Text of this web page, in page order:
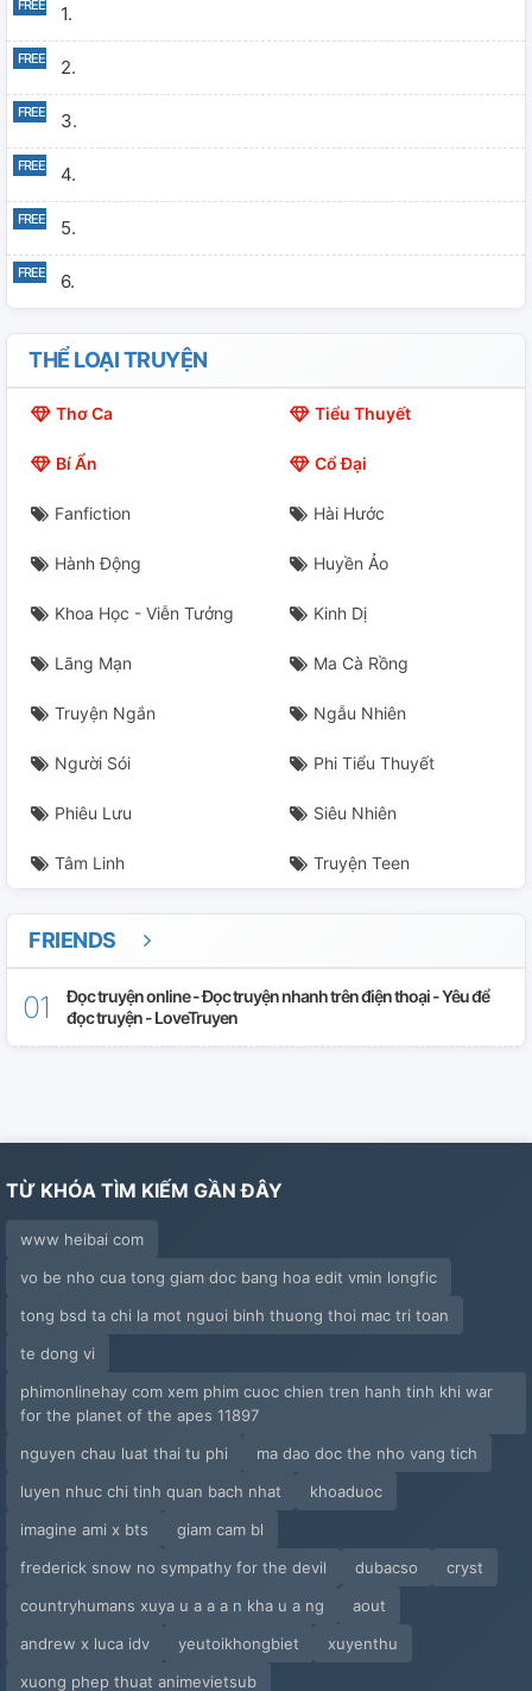
1.
2.
3.
4.
5.
6.
THỂ LOẠI TRUYỆN
Thơ Ca Tiểu Thuyết
Bí Ẩn Cổ Đại
Fanfiction Hài Hước
Hành Động Huyền Ảo
Khoa Học - Viễn Tưởng Kinh Dị
Lãng Mạn Ma Cà Rồng
Truyện Ngắn Ngẫu Nhiên
Người Sói Phi Tiểu Thuyết
Phiêu Lưu Siêu Nhiên
Tâm Linh Truyện Teen
FRIENDS
Đọc truyện online - Đọc truyện nhanh trên điện thoại - Yêu để
đọc truyện - LoveTruyen
TỪ KHÓA TÌM KIẾM GẦN ĐÂY
www heibai com
vo be nho cua tong giam doc bang hoa edit vmin longfic
tong bsd ta chi la mot nguoi binh thuong thoi mac tri toan
te dong vi
phimonlinehay com xem phim cuoc chien tren hanh tinh khi war
for the planet of the apes 11897
nguyen chau luat thai tu phi
ma dao doc the nho vang tich
luyen nhuc chi tinh quan bach nhat
khoaduoc
imagine ami x bts
giam cam bl
frederick snow no sympathy for the devil
dubacso
cryst
countryhumans xuya u a a a n kha u a ng
aout
andrew x luca idv
yeutoikhongbiet
xuyenthu
xuong phep thuat animevietsub